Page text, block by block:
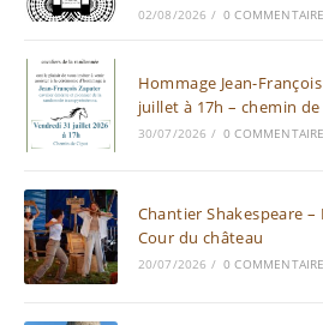
02/08/2026 / 0 COMMENTAIRE
Hommage Jean-
juillet à 17h – chemin
30/07/2026 / 0 COMMENTAIRE
Chantier Shakespeare
Cour du château
20/07/2026 / 0 COMMENTAIRE